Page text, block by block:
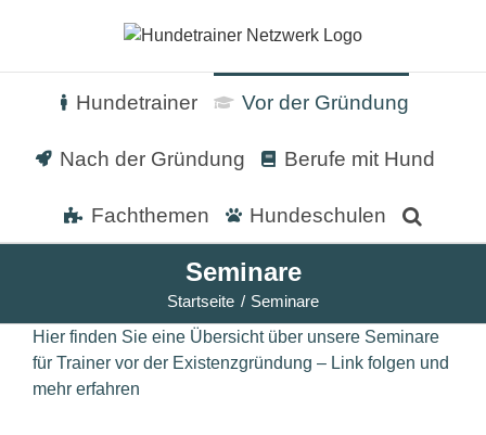
Hundetrainer Vor der Gründung
Nach der Gründung Berufe mit Hund
Fachthemen Hundeschulen
Seminare
Startseite
Seminare
Hier finden Sie eine Übersicht über unsere Seminare
für Trainer vor der Existenzgründung – Link folgen und
mehr erfahren